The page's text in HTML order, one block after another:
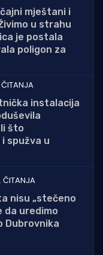
mještani i
u strahu
je postala
poligon za
ČITANJA
instalacija
što
spužva u
ČITANJA
nisu „stečeno
da uredimo
Dubrovnika